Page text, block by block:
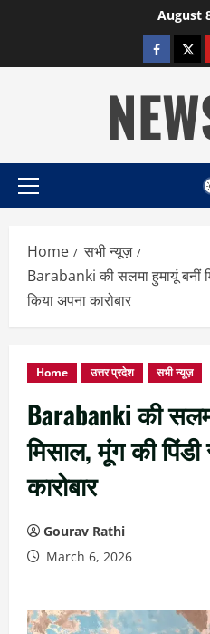
August
facebook
Primary
Home
सभी न्यूज़
Barabanki की सलमा हुमायूं बनीं
किया अपना कारोबार
Home उत्तर प्रदेश सभी न्यूज़
Barabanki की
मिसाल, मूंग की
कारोबार
Gourav Rathi
March 6, 2026